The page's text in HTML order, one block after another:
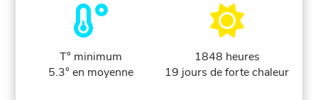
T° minimum
5.3° en moyenne
1848 heures
19 jours de forte chaleur